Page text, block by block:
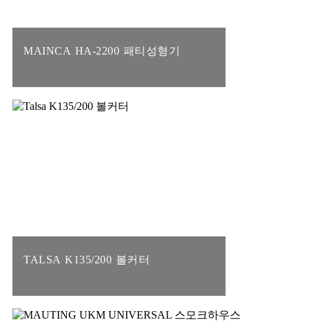
MAINCA HA-2200 패티성형기
TALSA K135/200 볼커터